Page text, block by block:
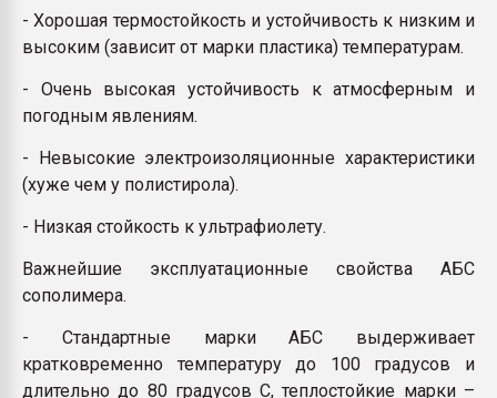
- Хорошая термостойкость и устойчивость к низким и
высоким (зависит от марки пластика) температурам.
- Очень высокая устойчивость к атмосферным и
погодным явлениям.
- Невысокие электроизоляционные характеристики
(хуже чем у полистирола).
- Низкая стойкость к ультрафиолету.
Важнейшие эксплуатационные свойства АБС
сополимера.
- Стандартные марки АБС выдерживает
кратковременно температуру до 100 градусов и
длительно до 80 градусов С, теплостойкие марки –